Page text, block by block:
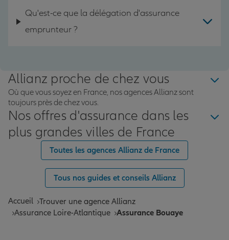
Qu'est-ce que la délégation d'assurance
emprunteur ?
Allianz proche de chez vous
Où que vous soyez en France, nos agences Allianz sont
toujours près de chez vous.
Nos offres d'assurance dans les
plus grandes villes de France
Toutes les agences Allianz de France
Tous nos guides et conseils Allianz
Accueil Trouver une agence Allianz
Assurance Loire-Atlantique Assurance Bouaye